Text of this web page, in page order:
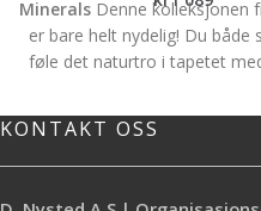
Minerals Denne kolleksjonen
er bare helt nydelig! Du både
føle det naturtro i tapetet
skimmereffekt og gir et
veggene i ethvert interiør. Vi
WOW!! Tapetet selges
KONTAKT OSS